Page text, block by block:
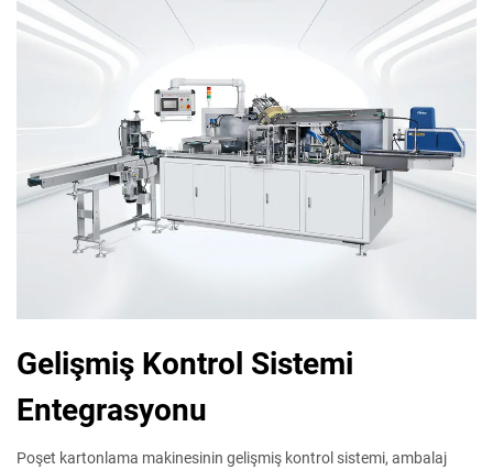
Gelişmiş Kontrol Sistemi
Entegrasyonu
Poşet kartonlama makinesinin gelişmiş kontrol sistemi, ambalaj